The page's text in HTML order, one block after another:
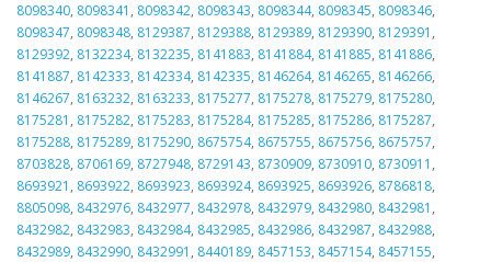
8098340, 8098341 , 8098342, 8098343, 8098344, 8098345, 8098346,
8098347, 8098348, 8129387, 8129388, 8129389, 8129390, 8129391 ,
8129392, 8132234, 8132235, 8141883, 8141884, 8141885, 8141886,
8141887, 8142333, 8142334, 8142335, 8146264, 8146265, 8146266,
8146267, 8163232, 8163233, 8175277, 8175278, 8175279, 8175280,
8175281 , 8175282, 8175283, 8175284, 8175285, 8175286, 8175287,
8175288, 8175289, 8175290, 8675754, 8675755, 8675756, 8675757,
8703828, 8706169, 8727948, 8729143, 8730909, 8730910, 8730911 ,
8693921 , 8693922, 8693923, 8693924, 8693925, 8693926, 8786818,
8805098, 8432976, 8432977, 8432978, 8432979, 8432980, 8432981 ,
8432982, 8432983, 8432984, 8432985, 8432986, 8432987, 8432988,
8432989, 8432990, 8432991 , 8440189, 8457153, 8457154, 8457155,